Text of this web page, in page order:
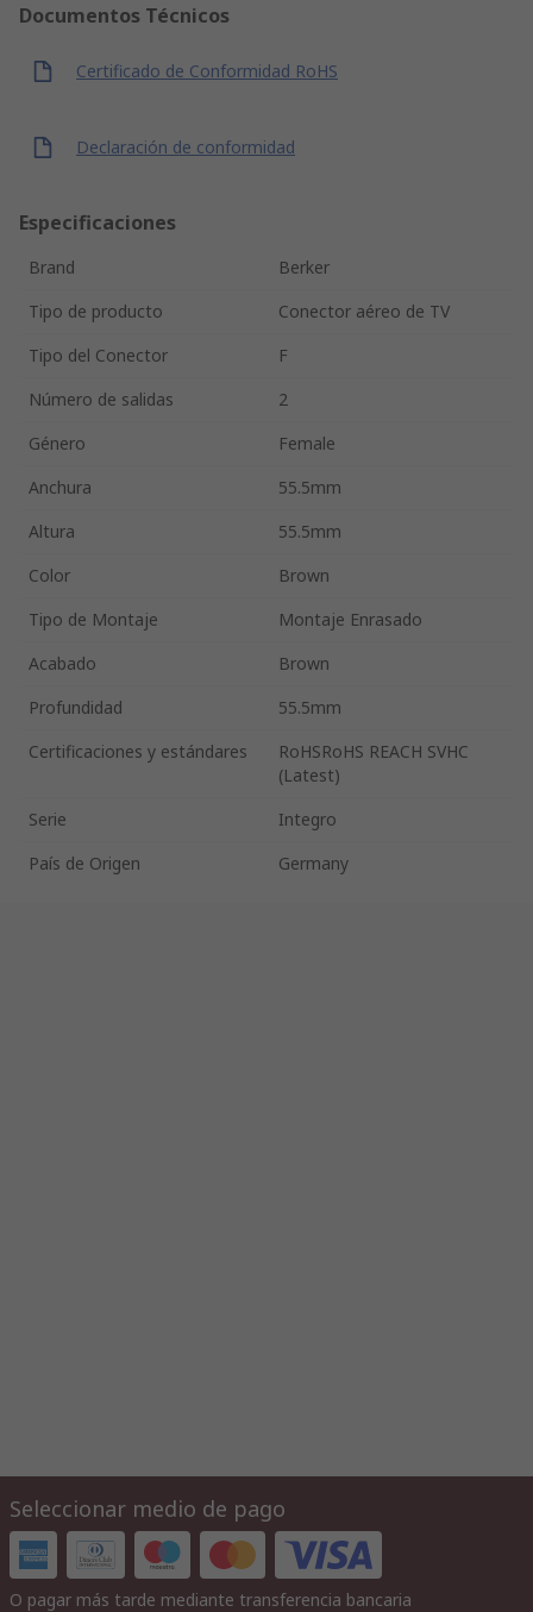
Documentos Técnicos
Certificado de Conformidad RoHS
Declaración de conformidad
Especificaciones
Brand
Berker
Tipo de producto
Conector aéreo de TV
Tipo del Conector
F
Número de salidas
2
Género
Female
Anchura
55.5mm
Altura
55.5mm
Color
Brown
Tipo de Montaje
Montaje Enrasado
Acabado
Brown
Profundidad
55.5mm
Certificaciones y estándares
RoHSRoHS REACH SVHC
(Latest)
Serie
Integro
País de Origen
Germany
Seleccionar medio de pago
O pagar más tarde mediante transferencia bancaria